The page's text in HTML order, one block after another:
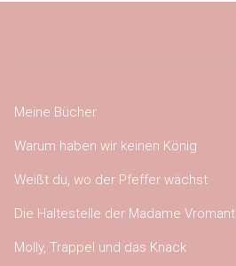
Meine Bücher
Warum haben wir keinen König
Weißt du, wo der Pfeffer wächst
Die Haltestelle der Madame Vromant
Molly, Trappel und das Knack